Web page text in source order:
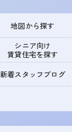
地図から探す
シニア向け
賃貸住宅を探す
新着スタッフブログ